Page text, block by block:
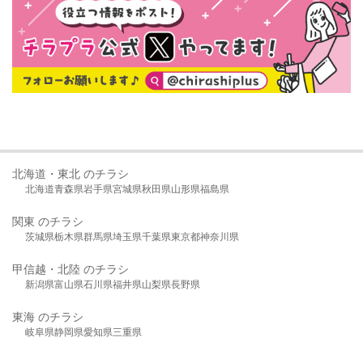
北海道・東北 のチラシ
北海道青森県岩手県宮城県秋田県山形県福島県
関東 のチラシ
茨城県栃木県群馬県埼玉県千葉県東京都神奈川県
甲信越・北陸 のチラシ
新潟県富山県石川県福井県山梨県長野県
東海 のチラシ
岐阜県静岡県愛知県三重県